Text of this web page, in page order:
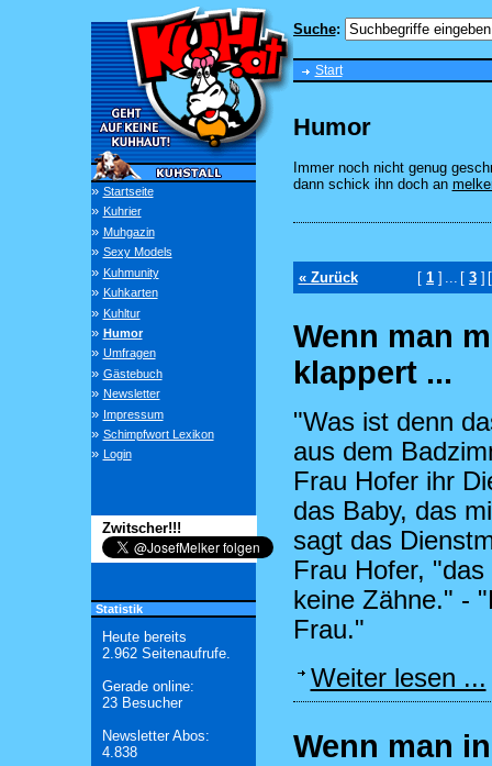
» Startseite
» Kuhrier
» Muhgazin
» Sexy Models
» Kuhmunity
» Kuhkarten
» Kuhltur
» Humor
» Umfragen
» Gästebuch
» Newsletter
» Impressum
» Schimpfwort Lexikon
» Login
Zwitscher!!!
Statistik
Heute bereits
2.962 Seitenaufrufe.
Gerade online:
23 Besucher
Newsletter Abos:
4.838
Suche:
Start
Humor
Immer noch nicht genug
dann schick ihn doch an
« Zurück [ 1 ] [ 3 ]
Wenn man
klappert ...
"Was ist denn
aus dem
Frau Hofer ihr
das Baby, das
sagt das
Frau Hofer,
keine Zähne." -
Frau."
Weiter lesen ...
Wenn man